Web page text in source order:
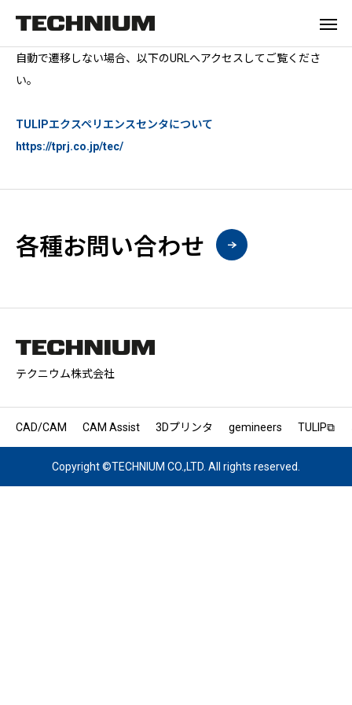
自動で遷移しない場合、以下のURLへアクセスしてご覧くださ
い。
TULIPエクスペリエンスセンタについて
https://tprj.co.jp/tec/
各種お問い合わせ
テクニウム株式会社
CAD/CAM CAM Assist 3Dプリンタ gemineers TULIP⧉
Copyright ©TECHNIUM CO.,LTD. All rights reserved.